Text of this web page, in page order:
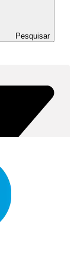
Pesquisar